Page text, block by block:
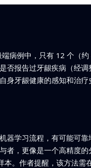
病例中，只有 12 个
否报告过牙龈疾病（经
身牙龈健康的感知和治
器学习流程，有可能
者，更像是一个高精度
本。作者提醒，该方法